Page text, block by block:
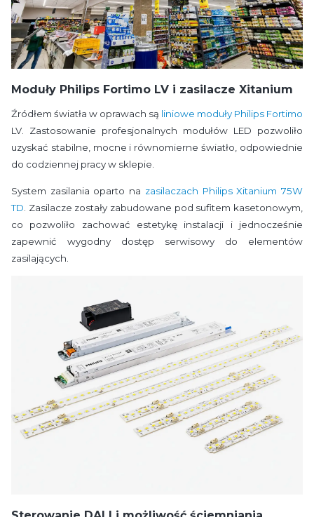
Moduły Philips Fortimo LV i zasilacze Xitanium
Źródłem światła w oprawach są liniowe moduły Philips Fortimo
LV. Zastosowanie profesjonalnych modułów LED pozwoliło
uzyskać stabilne, mocne i równomierne światło, odpowiednie
do codziennej pracy w sklepie.
System zasilania oparto na zasilaczach Philips Xitanium 75W
TD . Zasilacze zostały zabudowane pod sufitem kasetonowym,
co pozwoliło zachować estetykę instalacji i jednocześnie
zapewnić wygodny dostęp serwisowy do elementów
zasilających.